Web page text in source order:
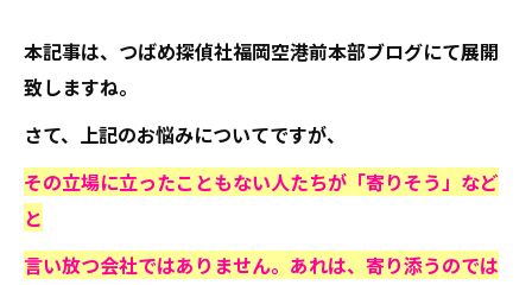
本記事は、つばめ探偵社福岡空港前本部ブログにて展開
致しますね。
さて、上記のお悩みについてですが、
その立場に立ったこともない人たちが「寄りそう」など
と
言い放つ会社ではありません。あれは、寄り添うのでは